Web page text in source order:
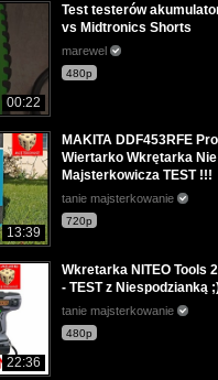
00:22
Test testerów
vs Midtronics Shorts
marewel
480p
13:39
MAKITA DDF453RFE
Wiertarko Wkrętarka
Majsterkowicza TEST !!!
tanie majsterkowanie
720p
22:36
Wkretarka NITEO Tools
- TEST z Niespodzianką
tanie majsterkowanie
480p